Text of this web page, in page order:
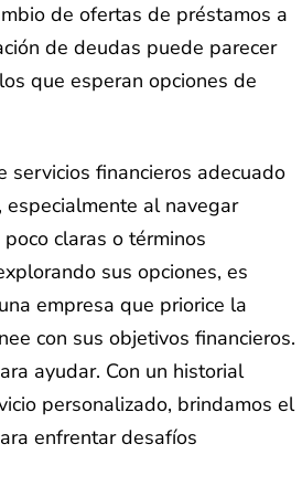
de ofertas de préstamos a
de deudas puede parecer
que esperan opciones de
servicios financieros adecuado
al navegar
claras o términos
sus opciones, es
empresa que priorice la
con sus objetivos financieros.
ayudar. Con un historial
personalizado, brindamos el
enfrentar desafíos